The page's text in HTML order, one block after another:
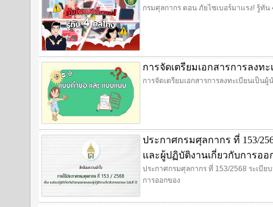
กรมศุลกากร ตอน ภัยไซเบอร์มาแรง! รู้ทัน
การจัดเตรียมเอกสารการลงท
การจัดเตรียมเอกสารการลงทะเบียนเป็นผู้
ประกาศกรมศุลกากร ที่ 153/
และผู้ปฏิบัติงานเกี่ยวกับการออ
ประกาศกรมศุลกากร ที่ 153/2568 ระเบี
การออกของ